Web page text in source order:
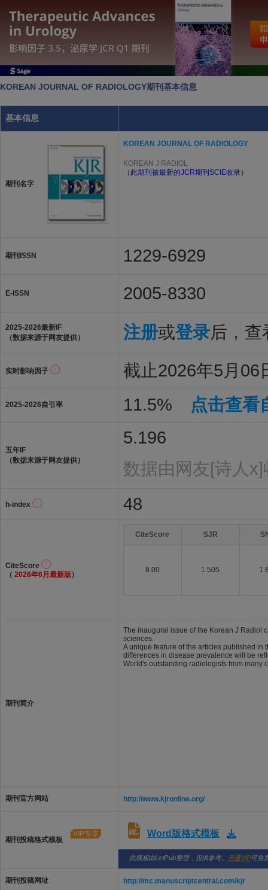
KOREAN JOURNAL OF RADIOLOGY期刊基本信息
基本信息
期刊名字
KOREAN JOURNAL OF RADIOLOGY
KOREAN J RADIOL
（此期刊被最新的JCR期刊SCIE收录）
期刊ISSN 1229-6929
E-ISSN 2005-8330
2025-2026最新IF
（数据来源于网友提供）
注册或登录后，查
实时影响因子 截止2026年5月06
2025-2026自引率 11.5% 点击查看
五年IF
（数据来源于网友提供）
5.196
数据由网友[诗人
h-index 48
CiteScore
（ 2026年6月最新版 ）
CiteScore SJR
8.00 1.505
期刊简介
The inaugural issue of the Korean J Radiol
sciences.
A unique feature of the articles published
differences in disease prevalence will be
World's outstanding radiologists from many
期刊官方网站 http://www.kjronline.org/
期刊投稿格式模板
VIP专享 Word版格式模板
此模板由LetPub整理，仅供参考。 开通VIP可免
期刊投稿网址 http://mc.manuscriptcentral.com/kjr